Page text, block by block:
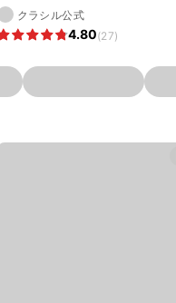
クラシル公式
4.80(27)